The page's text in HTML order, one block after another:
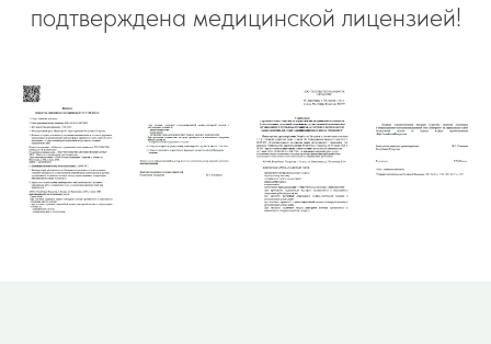
подтверждена медицинской лицензией!